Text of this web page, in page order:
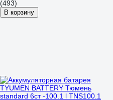
(493)
В корзину